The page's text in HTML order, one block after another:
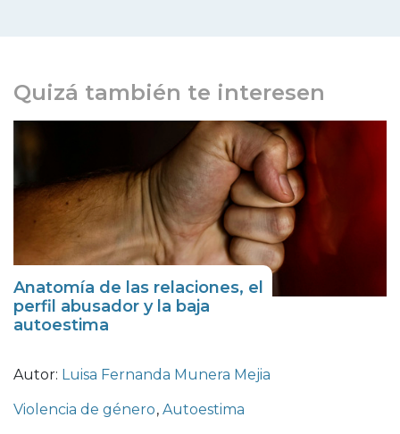
Quizá también te interesen
Anatomía de las relaciones, el
perfil abusador y la baja
autoestima
Autor: Luisa Fernanda Munera Mejia
Violencia de género, Autoestima